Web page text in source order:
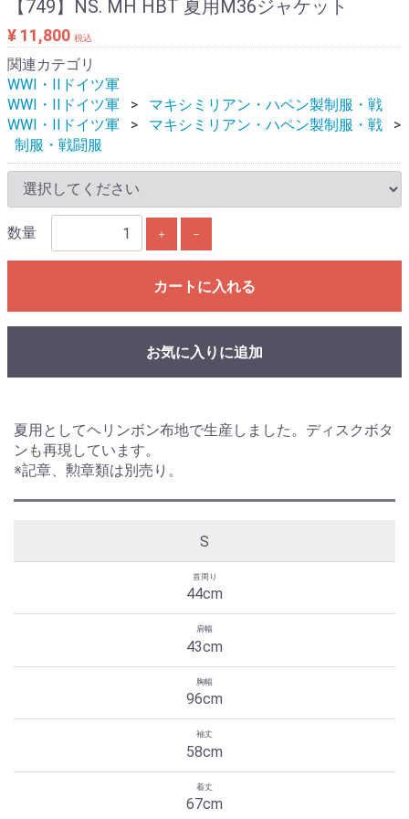
【749】NS. MH HBT 夏用M36ジャケット
¥ 11,800 税込
関連カテゴリ
WWI・IIドイツ軍
WWI・IIドイツ軍
マキシミリアン・ハペン製制服・戦
WWI・IIドイツ軍
マキシミリアン・ハペン製制服・戦
制服・戦闘服
数量 ＋ －
カートに入れる
お気に入りに追加
夏用としてヘリンボン布地で生産しました。ディスクボタ
ンも再現しています。
※記章、勲章類は別売り。
S
44cm
43cm
96cm
58cm
67cm